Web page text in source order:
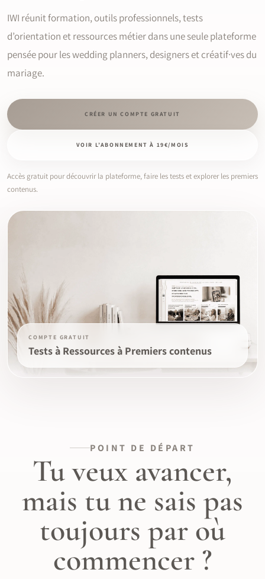
IWI réunit formation, outils professionnels, tests
d’orientation et ressources métier dans une seule plateforme
pensée pour les wedding planners, designers et créatif·ves du
mariage.
CRÉER UN COMPTE GRATUIT
VOIR L’ABONNEMENT À 19€/MOIS
Accès gratuit pour découvrir la plateforme, faire les tests et explorer les premiers
contenus.
COMPTE GRATUIT
Tests à Ressources à Premiers contenus
POINT DE DÉPART
Tu veux avancer,
mais tu ne sais pas
toujours par où
commencer ?